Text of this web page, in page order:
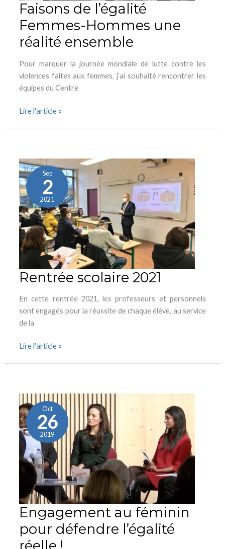
Faisons de l’égalité
Femmes-Hommes une
réalité ensemble
Pour marquer la journée mondiale de lutte contre les
violences faites aux femmes, j’ai souhaité rencontrer les
équipes du Centre
Lire l'article »
Sep
2
2021
Rentrée scolaire 2021
En cette rentrée 2021, les professeurs et personnels
sont engagés pour la réussite de chaque élève, au service
de la
scolaire
2021
Lire l'article »
Oct
26
2019
Engagement au féminin
pour défendre l’égalité
au
féminin
pour
défendre
l’égalité
réelle